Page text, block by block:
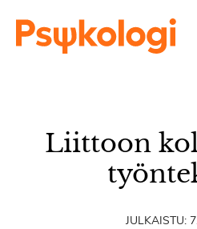
Liittoon
JULKAISTU: